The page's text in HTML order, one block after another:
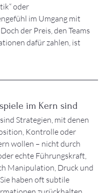
oder
im Umgang mit
der Preis, den Teams
dafür zahlen, ist
im Kern sind
Strategien, mit denen
Kontrolle oder
wollen – nicht durch
echte Führungskraft,
Manipulation, Druck und
haben oft subtile